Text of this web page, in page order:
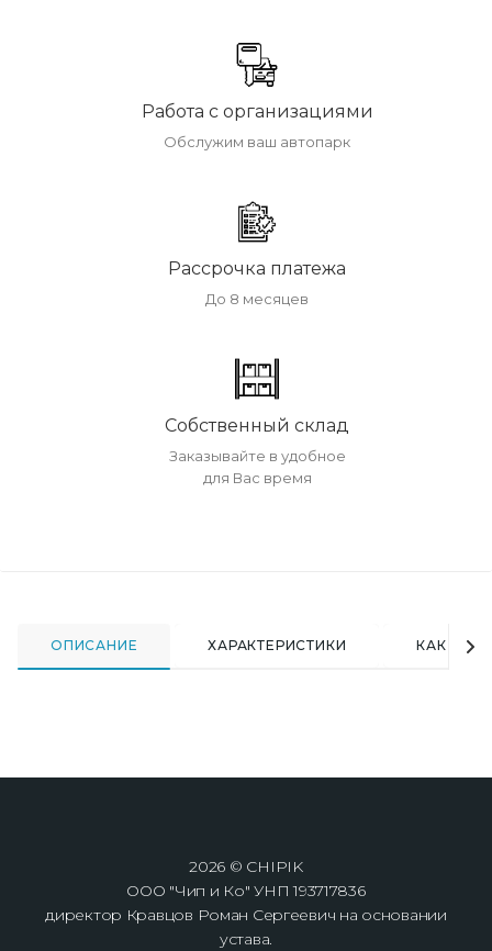
Работа с организациями
Обслужим ваш автопарк
Рассрочка платежа
До 8 месяцев
Собственный склад
Заказывайте в удобное
для Вас время
ОПИСАНИЕ ХАРАКТЕРИСТИКИ КАК
2026 © CHIPIK
ООО "Чип и Ко" УНП 193717836
директор Кравцов Роман Сергеевич на основании
устава.